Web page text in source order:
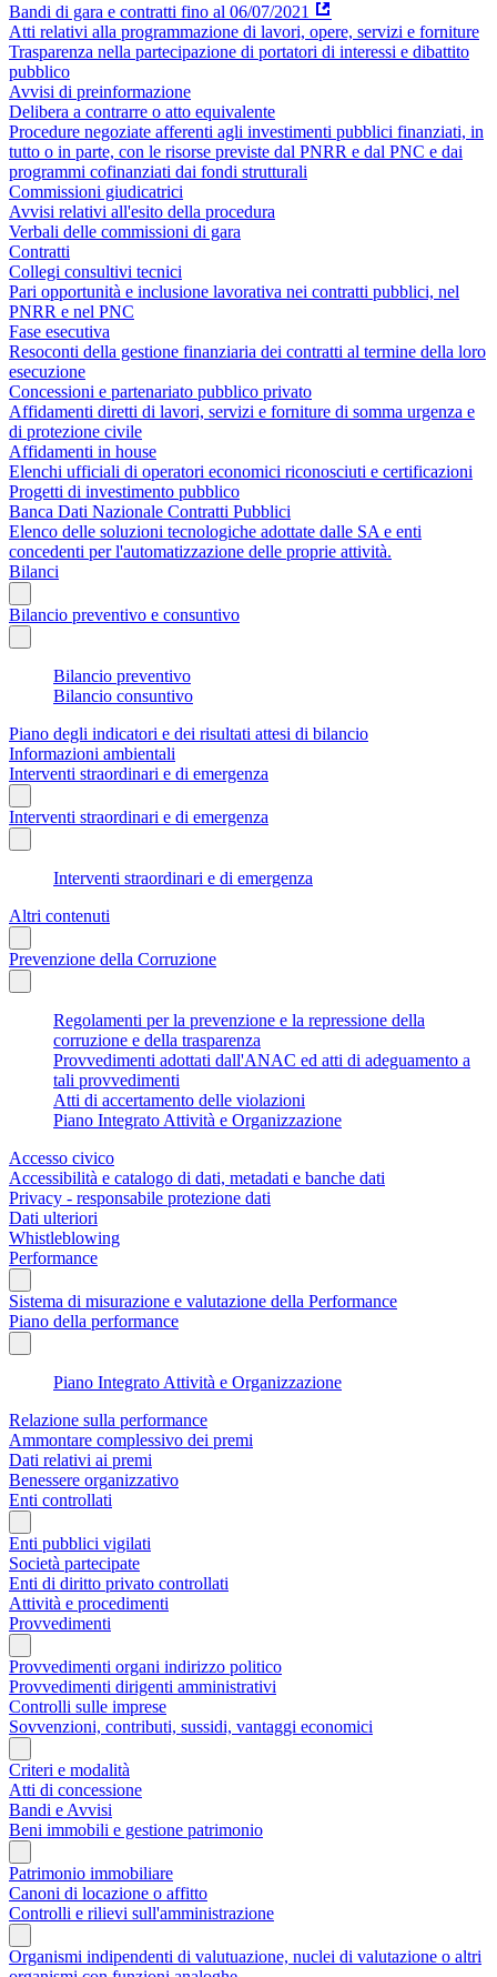
Bandi di gara e contratti fino al 06/07/2021
Atti relativi alla programmazione di lavori, opere, servizi e forniture
Trasparenza nella partecipazione di portatori di interessi e dibattito
pubblico
Avvisi di preinformazione
Delibera a contrarre o atto equivalente
Procedure negoziate afferenti agli investimenti pubblici finanziati, in
tutto o in parte, con le risorse previste dal PNRR e dal PNC e dai
programmi cofinanziati dai fondi strutturali
Commissioni giudicatrici
Avvisi relativi all'esito della procedura
Verbali delle commissioni di gara
Contratti
Collegi consultivi tecnici
Pari opportunità e inclusione lavorativa nei contratti pubblici, nel
PNRR e nel PNC
Fase esecutiva
Resoconti della gestione finanziaria dei contratti al termine della loro
esecuzione
Concessioni e partenariato pubblico privato
Affidamenti diretti di lavori, servizi e forniture di somma urgenza e
di protezione civile
Affidamenti in house
Elenchi ufficiali di operatori economici riconosciuti e certificazioni
Progetti di investimento pubblico
Banca Dati Nazionale Contratti Pubblici
Elenco delle soluzioni tecnologiche adottate dalle SA e enti
concedenti per l'automatizzazione delle proprie attività.
Bilanci
Bilancio preventivo e consuntivo
Bilancio preventivo
Bilancio consuntivo
Piano degli indicatori e dei risultati attesi di bilancio
Informazioni ambientali
Interventi straordinari e di emergenza
Interventi straordinari e di emergenza
Interventi straordinari e di emergenza
Altri contenuti
Prevenzione della Corruzione
Regolamenti per la prevenzione e la repressione della
corruzione e della trasparenza
Provvedimenti adottati dall'ANAC ed atti di adeguamento a
tali provvedimenti
Atti di accertamento delle violazioni
Piano Integrato Attività e Organizzazione
Accesso civico
Accessibilità e catalogo di dati, metadati e banche dati
Privacy - responsabile protezione dati
Dati ulteriori
Whistleblowing
Performance
Sistema di misurazione e valutazione della Performance
Piano della performance
Piano Integrato Attività e Organizzazione
Relazione sulla performance
Ammontare complessivo dei premi
Dati relativi ai premi
Benessere organizzativo
Enti controllati
Enti pubblici vigilati
Società partecipate
Enti di diritto privato controllati
Attività e procedimenti
Provvedimenti
Provvedimenti organi indirizzo politico
Provvedimenti dirigenti amministrativi
Controlli sulle imprese
Sovvenzioni, contributi, sussidi, vantaggi economici
Criteri e modalità
Atti di concessione
Bandi e Avvisi
Beni immobili e gestione patrimonio
Patrimonio immobiliare
Canoni di locazione o affitto
Controlli e rilievi sull'amministrazione
Organismi indipendenti di valutuazione, nuclei di valutazione o altri